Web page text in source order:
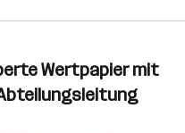
Wertpapier mit